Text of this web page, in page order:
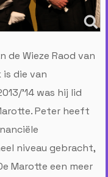
de Wieze Raod van
die van
’14 was hij lid
Peter heeft
niveau gebracht,
Marotte een meer